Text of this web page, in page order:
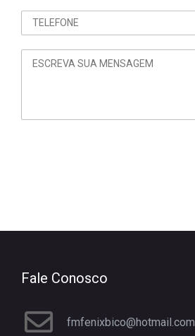
Fale Conosco
fmfenixbico@hotmail.com